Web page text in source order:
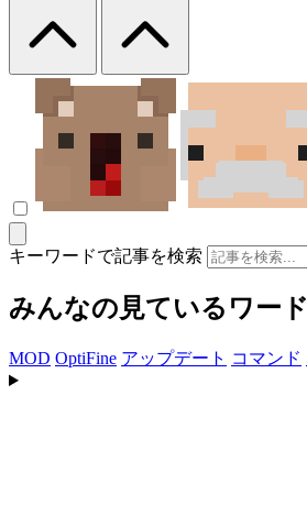
キーワードで記事を検索
みんなの見ているワード
MOD OptiFine アップデート コマンド